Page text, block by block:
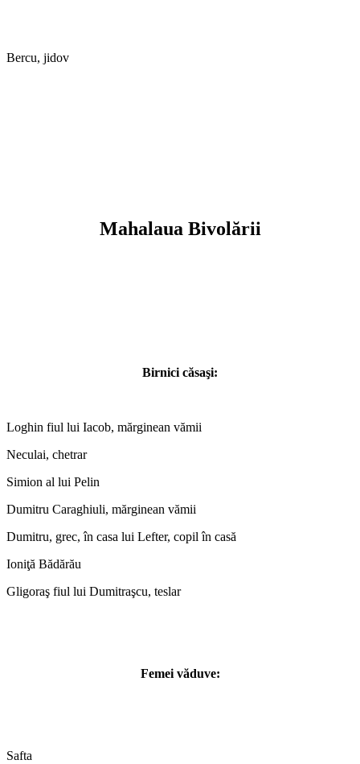
Bercu, jidov
Mahalaua Bivolării
Birnici căsaşi:
Loghin fiul lui Iacob, mărginean vămii
Neculai, chetrar
Simion al lui Pelin
Dumitru Caraghiuli, mărginean vămii
Dumitru, grec, în casa lui Lefter, copil în casă
Ioniţă Bădărău
Gligoraş fiul lui Dumitraşcu, teslar
Femei văduve:
Safta